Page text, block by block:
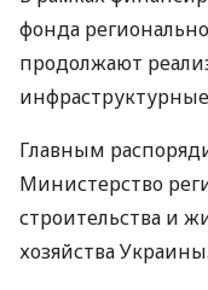
фонда
продолжают
Главным
Министерство
строительства и
хозяйства Украины.